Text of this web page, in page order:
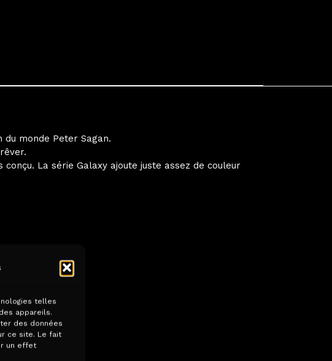
telles
appareils.
des données
ce site. Le fait
un effet
monde Peter Sagan.
La série Galaxy ajoute juste assez de couleur